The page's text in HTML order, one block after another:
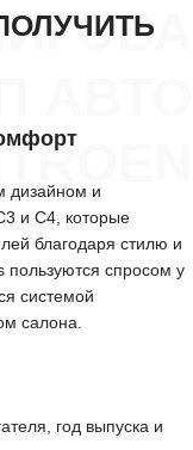
дизайном и
и C4, которые
благодаря стилю и
пользуются спросом у
системой
салона.
год выпуска и